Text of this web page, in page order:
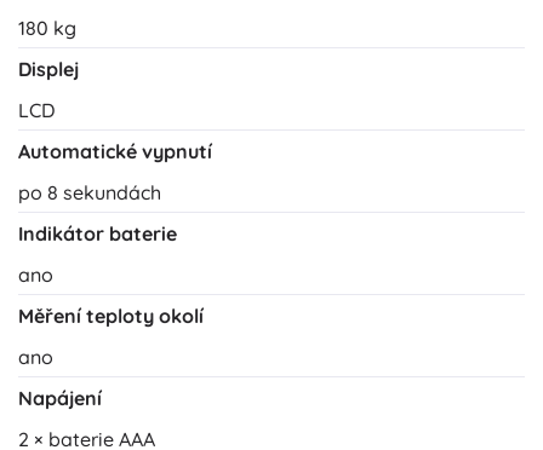
180 kg
Displej
LCD
Automatické vypnutí
po 8 sekundách
Indikátor baterie
ano
Měření teploty okolí
ano
Napájení
2 × baterie AAA